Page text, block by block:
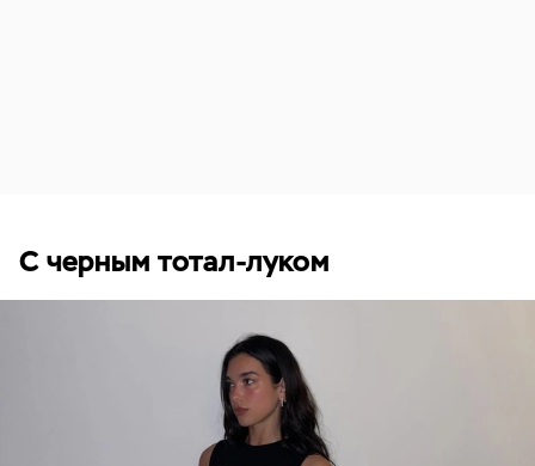
С черным тотал-луком